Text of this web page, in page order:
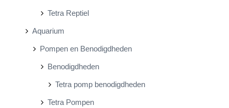
Tetra Reptiel
Aquarium
Pompen en Benodigdheden
Benodigdheden
Tetra pomp benodigdheden
Tetra Pompen